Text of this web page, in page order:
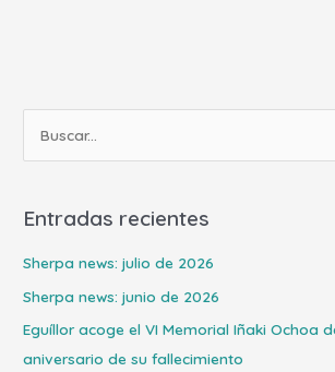
c
a
Entradas recientes
Sherpa news: julio de 2026
Sherpa news: junio de 2026
Eguíllor acoge el VI Memorial Iñaki Ochoa
aniversario de su fallecimiento